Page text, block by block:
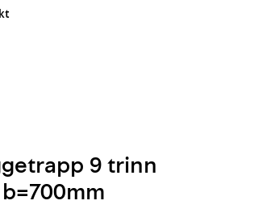
9 trinn